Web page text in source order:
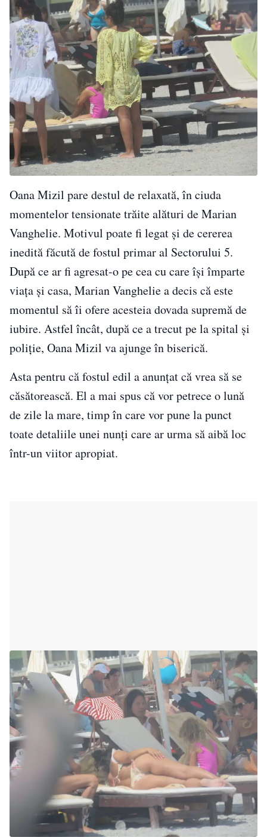
Oana Mizil pare destul de relaxată, în ciuda
momentelor tensionate trăite alături de Marian
Vanghelie. Motivul poate fi legat și de cererea
inedită făcută de fostul primar al Sectorului 5.
După ce ar fi agresat-o pe cea cu care își împarte
viața și casa, Marian Vanghelie a decis că este
momentul să îi ofere acesteia dovada supremă de
iubire. Astfel încât, după ce a trecut pe la spital și
poliție, Oana Mizil va ajunge în biserică.
Asta pentru că fostul edil a anunțat că vrea să se
căsătorească. El a mai spus că vor petrece o lună
de zile la mare, timp în care vor pune la punct
toate detaliile unei nunți care ar urma să aibă loc
într-un viitor apropiat.